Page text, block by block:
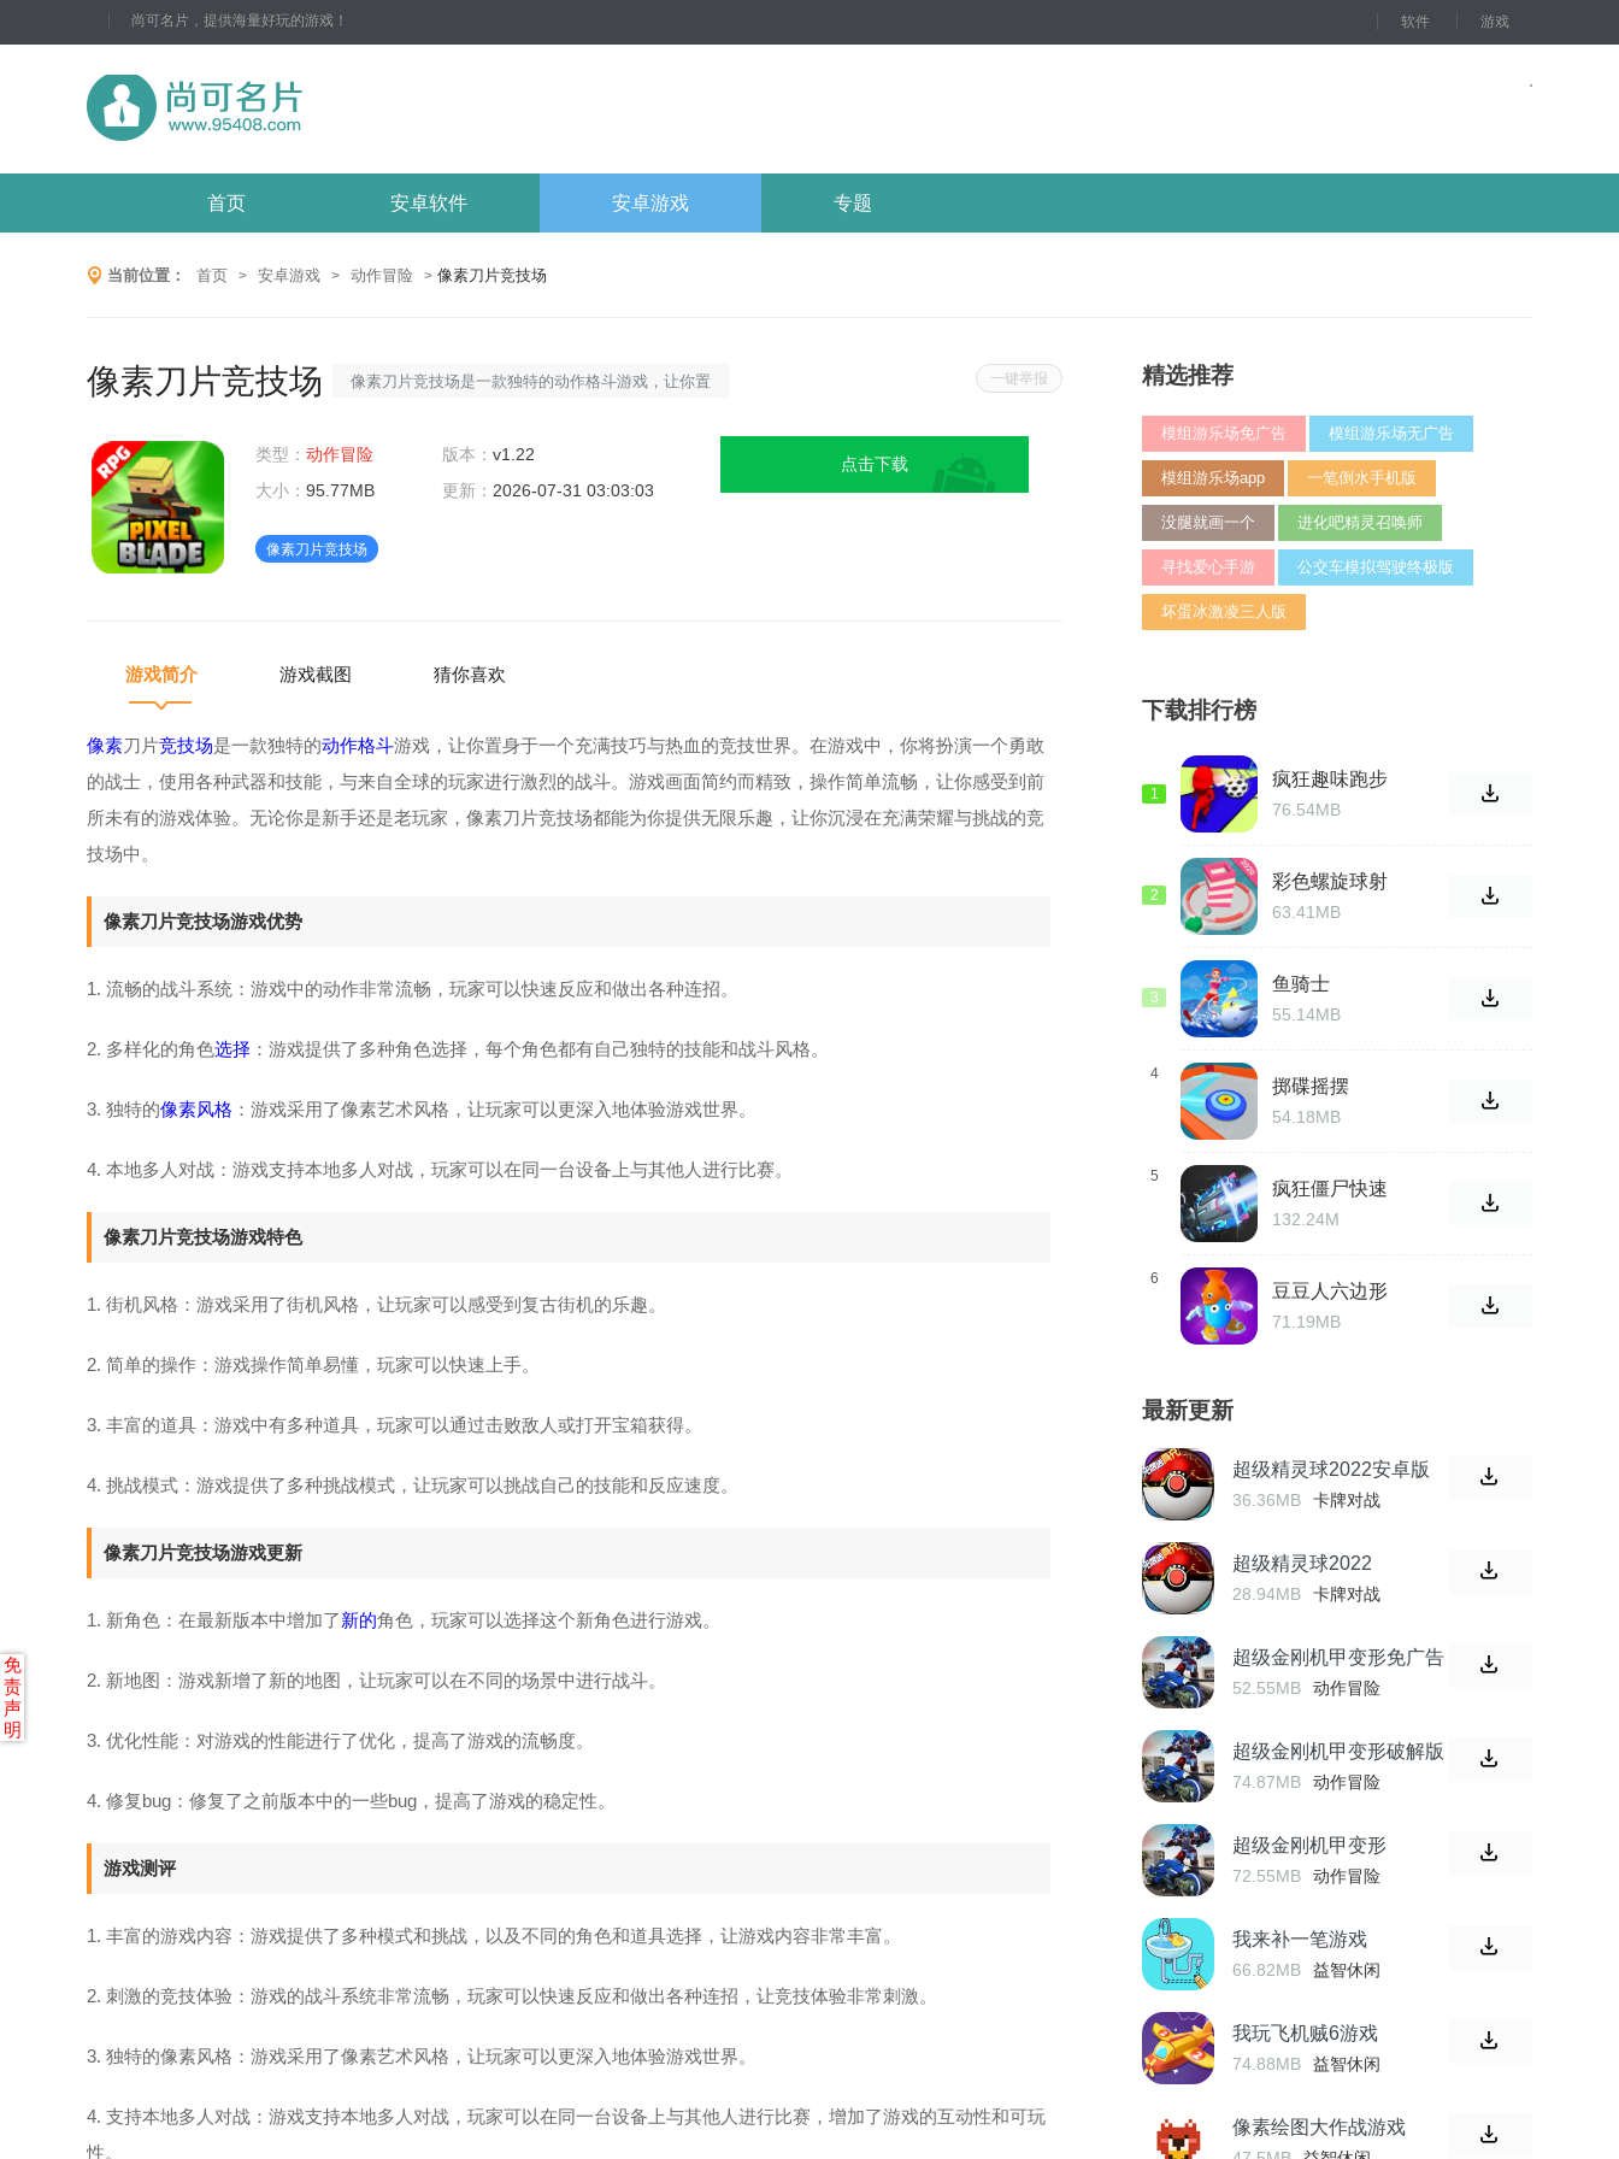
尚可名片，提供海量好玩的游戏！ 软件 游戏
首页 安卓软件 安卓游戏 专题
当前位置： 首页 > 安卓游戏 > 动作冒险 > 像素刀片竞技场
一键举报
像素刀片竞技场
像素刀片竞技场是一款独特的动作格斗游戏，让你置
将扮演一个勇敢的战士，使用各种武器和技能，与来
自全球的玩家进行激烈的战斗。游戏画面简约而精
验。无论你是新手还是老玩家，像素刀
类型： 动作冒险 版本： v1.22
大小： 95.77MB 更新： 2026-07-31 03:03:03
像素刀片竞技场
点击下载
游戏简介 游戏截图 猜你喜欢
像素刀片竞技场是一款独特的动作格斗游戏，让你置身于一个充满技巧与热血的竞技世界。在游戏中，你将扮演一个勇敢
的战士，使用各种武器和技能，与来自全球的玩家进行激烈的战斗。游戏画面简约而精致，操作简单流畅，让你感受到前
所未有的游戏体验。无论你是新手还是老玩家，像素刀片竞技场都能为你提供无限乐趣，让你沉浸在充满荣耀与挑战的竞
技场中。
像素刀片竞技场游戏优势
1. 流畅的战斗系统：游戏中的动作非常流畅，玩家可以快速反应和做出各种连招。
2. 多样化的角色选择 ：游戏提供了多种角色选择，每个角色都有自己独特的技能和战斗风格。
3. 独特的像素风格 ：游戏采用了像素艺术风格，让玩家可以更深入地体验游戏世界。
4. 本地多人对战：游戏支持本地多人对战，玩家可以在同一台设备上与其他人进行比赛。
像素刀片竞技场游戏特色
1. 街机风格：游戏采用了街机风格，让玩家可以感受到复古街机的乐趣。
2. 简单的操作：游戏操作简单易懂，玩家可以快速上手。
3. 丰富的道具：游戏中有多种道具，玩家可以通过击败敌人或打开宝箱获得。
4. 挑战模式：游戏提供了多种挑战模式，让玩家可以挑战自己的技能和反应速度。
像素刀片竞技场游戏更新
1. 新角色：在最新版本中增加了新的角色，玩家可以选择这个新角色进行游戏。
2. 新地图：游戏新增了新的地图，让玩家可以在不同的场景中进行战斗。
3. 优化性能：对游戏的性能进行了优化，提高了游戏的流畅度。
4. 修复bug：修复了之前版本中的一些bug，提高了游戏的稳定性。
游戏测评
1. 丰富的游戏内容：游戏提供了多种模式和挑战，以及不同的角色和道具选择，让游戏内容非常丰富。
2. 刺激的竞技体验：游戏的战斗系统非常流畅，玩家可以快速反应和做出各种连招，让竞技体验非常刺激。
3. 独特的像素风格：游戏采用了像素艺术风格，让玩家可以更深入地体验游戏世界。
4. 支持本地多人对战：游戏支持本地多人对战，玩家可以在同一台设备上与其他人进行比赛，增加了游戏的互动性和可玩
性。
精选推荐
模组游乐场免广告 模组游乐场无广告
模组游乐场app 一笔倒水手机版
没腿就画一个 进化吧精灵召唤师
寻找爱心手游 公交车模拟驾驶终极版
坏蛋冰激凌三人版
下载排行榜
1
疯狂趣味跑步
竞赛3D
76.54MB
2
彩色螺旋球射
手
63.41MB
3
鱼骑士
55.14MB
4
掷碟摇摆
54.18MB
5
疯狂僵尸快速
射击
132.24M
6
豆豆人六边形
挑战电脑版
71.19MB
最新更新
超级精灵球2022安卓版
36.36MB 卡牌对战
超级精灵球2022
28.94MB 卡牌对战
超级金刚机甲变形免广告
52.55MB 动作冒险
超级金刚机甲变形破解版
74.87MB 动作冒险
超级金刚机甲变形
72.55MB 动作冒险
我来补一笔游戏
66.82MB 益智休闲
我玩飞机贼6游戏
74.88MB 益智休闲
像素绘图大作战游戏
免
责
声
明